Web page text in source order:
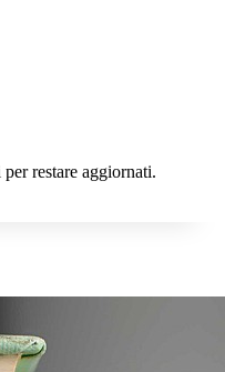
restare aggiornati.